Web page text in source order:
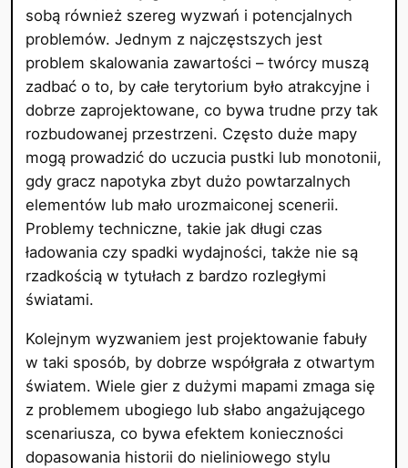
sobą również szereg wyzwań i potencjalnych
problemów. Jednym z najczęstszych jest
problem skalowania zawartości – twórcy muszą
zadbać o to, by całe terytorium było atrakcyjne i
dobrze zaprojektowane, co bywa trudne przy tak
rozbudowanej przestrzeni. Często duże mapy
mogą prowadzić do uczucia pustki lub monotonii,
gdy gracz napotyka zbyt dużo powtarzalnych
elementów lub mało urozmaiconej scenerii.
Problemy techniczne, takie jak długi czas
ładowania czy spadki wydajności, także nie są
rzadkością w tytułach z bardzo rozległymi
światami.
Kolejnym wyzwaniem jest projektowanie fabuły
w taki sposób, by dobrze współgrała z otwartym
światem. Wiele gier z dużymi mapami zmaga się
z problemem ubogiego lub słabo angażującego
scenariusza, co bywa efektem konieczności
dopasowania historii do nieliniowego stylu